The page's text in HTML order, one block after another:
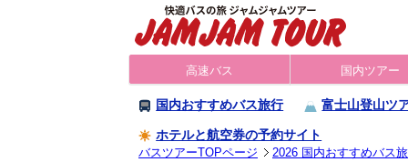
高速バス 国内ツアー
国内おすすめバス旅行 富士山登山ツ
ホテルと航空券の予約サイト
バスツアーTOPページ 2026 国内おすすめバス